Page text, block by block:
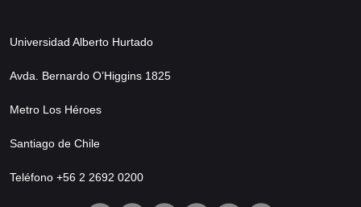
Universidad Alberto Hurtado
Avda. Bernardo O’Higgins 1825
Metro Los Héroes
Santiago de Chile
Teléfono +56 2 2692 0200